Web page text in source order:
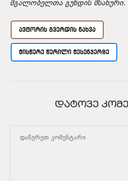
მგალობელთა გუნდის მსახური.
ᲐᲕᲢᲝᲠᲘᲡ ᲒᲕᲔᲠᲓᲘᲡ ᲜᲐᲮᲕᲐ
ᲛᲘᲡᲬᲔᲠᲔ ᲬᲔᲠᲘᲚᲘ ᲛᲔᲡᲔᲜᲯᲔᲠᲖᲔ
ᲓᲐᲢᲝᲕᲔ